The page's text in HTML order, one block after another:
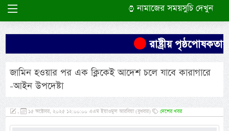
নামাজের সময়সুচি দেখুন
রাষ্ট্রীয়
জামিন হওয়ার পর এক ক্লিকেই আদেশ চলে যাবে কারাগারে
-আইন উপদেষ্টা
, ১৫ অক্টোবর, ২০২৫ ১২:০০:০০ এএম ইয়াওমুল আরবিয়া (বুধবার) দেশের খবর